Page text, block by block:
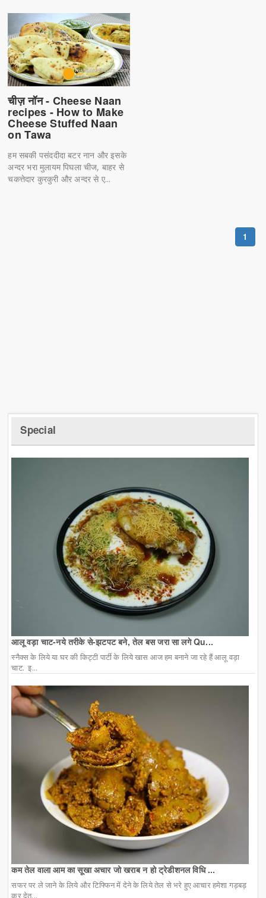
चीज़ नॉन - Cheese Naan
recipes - How to Make
Cheese Stuffed Naan
on Tawa
हम सबकी पसंददीदा बटर नान और इसके
अन्दर भरा मुलायम पिघला चीज, बाहर से
चकत्तेदार कुरकुरी और अन्दर से ए...
1
Special
आलू वड़ा चाट-नये तरीके से-झटपट बने, तेल बस जरा सा लगे Qu...
स्नैक्स के लिये या घर की किट्टी पार्टी के लिये खास आज हम बनाने जा रहे हैं आलू वड़ा
चाट. इ...
कम तेल वाला आम का सूखा अचार जो खराब न हो ट्रेडीशनल विधि ...
सफर पर ले जाने के लिये और टिफ्फिन में देने के लिये तेल से भरे हुए आचार हमेशा गड़बड़
कर देत...